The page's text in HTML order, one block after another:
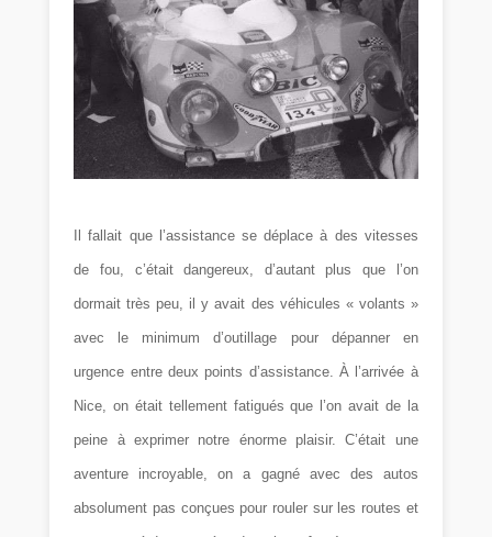
Il fallait que l’assistance se déplace à des vitesses
de fou, c’était dangereux, d’autant plus que l’on
dormait très peu, il y avait des véhicules « volants »
avec le minimum d’outillage pour dépanner en
urgence entre deux points d’assistance. À l’arrivée à
Nice, on était tellement fatigués que l’on avait de la
peine à exprimer notre énorme plaisir. C’était une
aventure incroyable, on a gagné avec des autos
absolument pas conçues pour rouler sur les routes et